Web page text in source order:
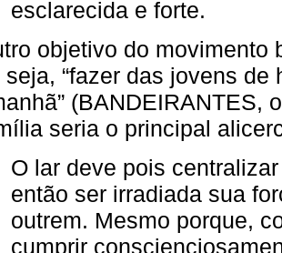
esclarecida e forte.
objetivo do movimento
seja, “fazer das jovens
(BANDEIRANTES,
seria o principal
O lar deve pois
então ser irradiada sua
outrem. Mesmo porque,
cumprir